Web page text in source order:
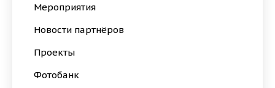
Мероприятия
Новости партнёров
Проекты
Фотобанк